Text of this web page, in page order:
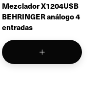
Mezclador X1204USB
BEHRINGER análogo 4
entradas